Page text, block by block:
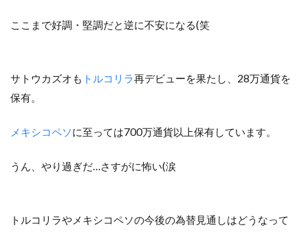
ここまで好調・堅調だと逆に不安になる(笑
サトウカズオも トルコリラ再デビューを果たし、28万通貨を
保有。
メキシコペソに至っては700万通貨以上保有しています。
うん、やり過ぎだ…さすがに怖い(涙
トルコリラやメキシコペソの今後の為替見通しはどうなって